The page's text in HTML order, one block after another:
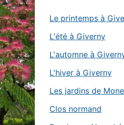
Le printemps à
L'été à Giverny
L'automne à
L'hiver à Giverny
Les jardins de
Clos normand